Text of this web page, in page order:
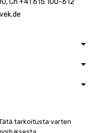

, Ch +41 615 100-612
tarkoitusta varten